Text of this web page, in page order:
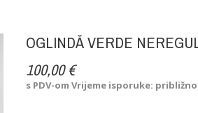
OGLINDĂ VERDE
100,00 €
s PDV-omVrijeme isporuke: